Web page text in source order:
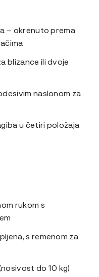
– okrenuto prema
blizance ili dvoje
naslonom za
u četiri položaja
rukom s
s remenom za
do 10 kg)